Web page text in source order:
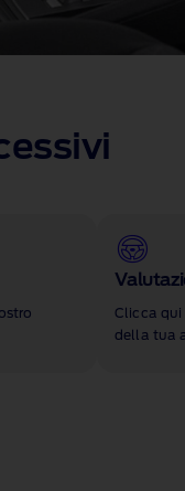
Clicca
della tua